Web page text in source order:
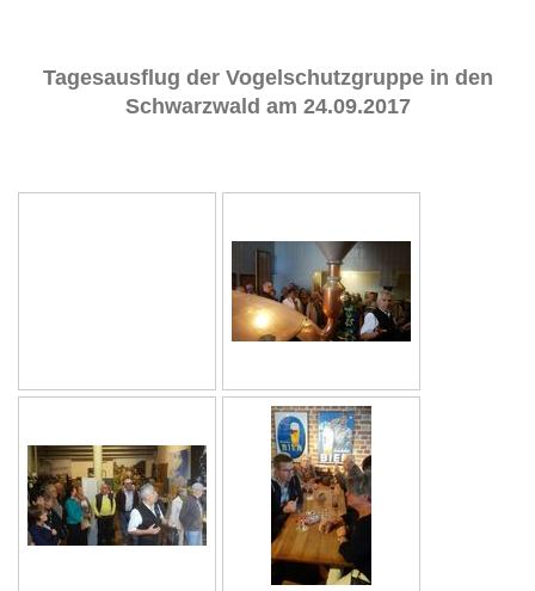
Tagesausflug der Vogelschutzgruppe in den
Schwarzwald am 24.09.2017